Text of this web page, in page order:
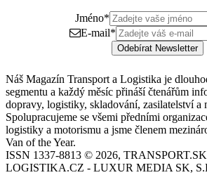
Jméno*
E-mail*
Odebírat Newsletter
Náš Magazín Transport a Logistika je
segmentu a každý měsíc přináší čtenářům
dopravy, logistiky, skladování, zasilatelství a
Spolupracujeme se všemi předními
logistiky a motorismu a jsme členem
Van of the Year.
ISSN 1337-8813 © 2026,
LOGISTIKA.CZ - LUXUR MEDIA SK,